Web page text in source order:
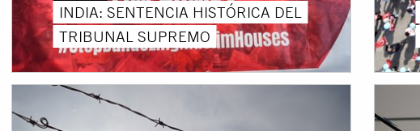
INDIA: SENTENCIA HISTÓRICA DEL
TRIBUNAL SUPREMO